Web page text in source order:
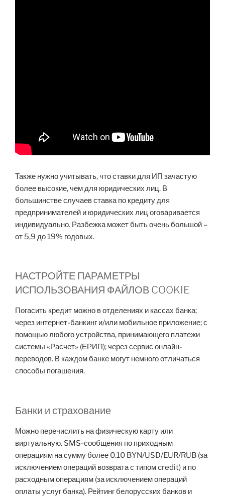
Также нужно учитывать, что ставки для ИП зачастую
более высокие, чем для юридических лиц. В
большинстве случаев ставка по кредиту для
предпринимателей и юридических лиц оговаривается
индивидуально. Разбежка может быть очень большой –
от 5,9 до 19% годовых.
НАСТРОЙТЕ ПАРАМЕТРЫ
ИСПОЛЬЗОВАНИЯ ФАЙЛОВ COOKIE
Погасить кредит можно в отделениях и кассах банка;
через интернет-банкинг и/или мобильное приложение; с
помощью любого устройства, принимающего платежи
системы «Расчет» (ЕРИП); через сервис онлайн-
переводов. В каждом банке могут немного отличаться
способы погашения.
Банки и страхование
Можно перечислить на физическую карту или
виртуальную. SMS-сообщения по приходным
операциям на сумму более 0.10 BYN/USD/EUR/RUB (за
исключением операций возврата с типом credit) и по
расходным операциям (за исключением операций
оплаты услуг банка). Рейтинг белорусских банков и